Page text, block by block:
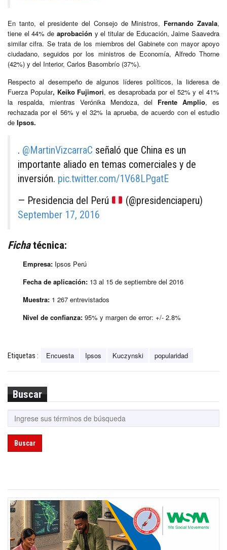
En tanto, el presidente del Consejo de Ministros, Fernando Zavala,
tiene el 44% de aprobación y el titular de Educación, Jaime Saavedra
similar cifra. Se trata de los miembros del Gabinete con mayor apoyo
ciudadano, seguidos por los ministros de Economía, Alfredo Thorne
(42%) y del Interior, Carlos Basombrío (37%).
Respecto al desempeño de algunos líderes políticos, la lideresa de
Fuerza Popular, Keiko Fujimori, es desaprobada por el 52% y el 41%
la respalda, mientras Verónika Mendoza, del Frente Amplio, es
rechazada por el 56% y el 32% la aprueba, de acuerdo con el estudio
de Ipsos.
. @MartinVizcarraC señaló que China es un
importante aliado en temas comerciales y de
inversión. pic.twitter.com/1V68LPgatE
— Presidencia del Perú
(@presidenciaperu)
September 17, 2016
Fichatécnica:
Empresa: Ipsos Perú
Fecha de aplicación: 13 al 15 de septiembre del 2016
Muestra: 1 267 entrevistados
Nivel de confianza: 95% y margen de error: +/- 2.8%
Etiquetas : Encuesta Ipsos Kuczynski popularidad
Buscar
Buscar